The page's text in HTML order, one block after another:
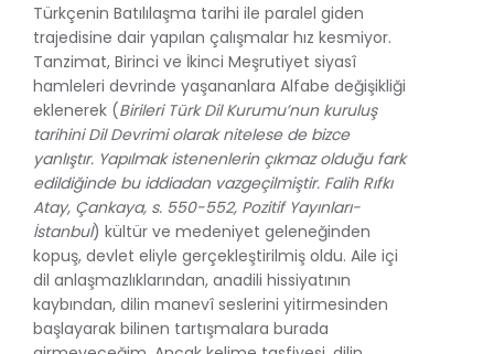
Türkçenin Batılılaşma tarihi ile paralel giden
trajedisine dair yapılan çalışmalar hız kesmiyor.
Tanzimat, Birinci ve İkinci Meşrutiyet siyasî
hamleleri devrinde yaşananlara Alfabe değişikliği
eklenerek (Birileri Türk Dil Kurumu’nun kuruluş
tarihini Dil Devrimi olarak nitelese de bizce
yanlıştır. Yapılmak istenenlerin çıkmaz olduğu fark
edildiğinde bu iddiadan vazgeçilmiştir. Falih Rıfkı
Atay, Çankaya, s. 550-552, Pozitif Yayınları-
İstanbul) kültür ve medeniyet geleneğinden
kopuş, devlet eliyle gerçekleştirilmiş oldu. Aile içi
dil anlaşmazlıklarından, anadili hissiyatının
kaybından, dilin manevî seslerini yitirmesinden
başlayarak bilinen tartışmalara burada